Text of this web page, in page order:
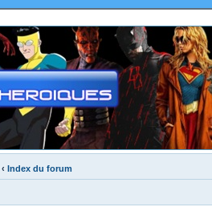
‹ Index du forum